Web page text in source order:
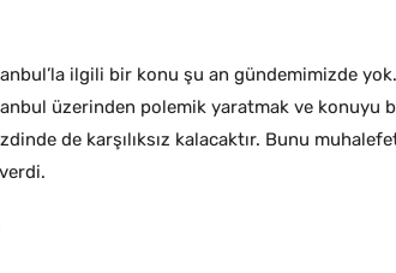
ilgili bir konu şu an gündemimizde yok.
üzerinden polemik yaratmak ve konuyu
de karşılıksız kalacaktır. Bunu